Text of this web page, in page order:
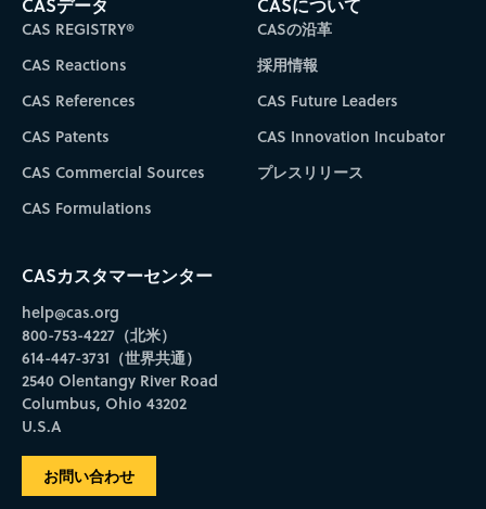
CASデータ
CAS REGISTRY®
CAS Reactions
CAS References
CAS Patents
CAS Commercial Sources
CAS Formulations
CASについて
CASの沿革
採用情報
CAS Future Leaders
CAS Innovation Incubator
プレスリリース
CASカスタマーセンター
help@cas.org
800-753-4227（北米）
614-447-3731（世界共通）
2540 Olentangy River Road
Columbus, Ohio 43202
U.S.A
お問い合わせ